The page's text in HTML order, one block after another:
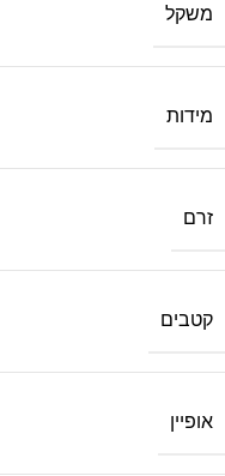
משקל
מידות
זרם
קטבים
אופיין